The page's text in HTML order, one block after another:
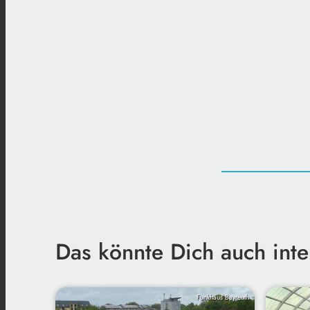
Das könnte Dich auch
Funkhaus Bayreuth